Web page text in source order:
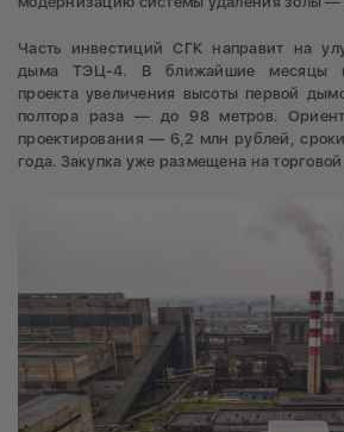
Часть инвестиций СГК направит на
дыма ТЭЦ-4. В ближайшие месяцы
проекта увеличения высоты первой
полтора раза — до 98 метров.
проектирования — 6,2 млн рублей,
года. Закупка уже размещена на